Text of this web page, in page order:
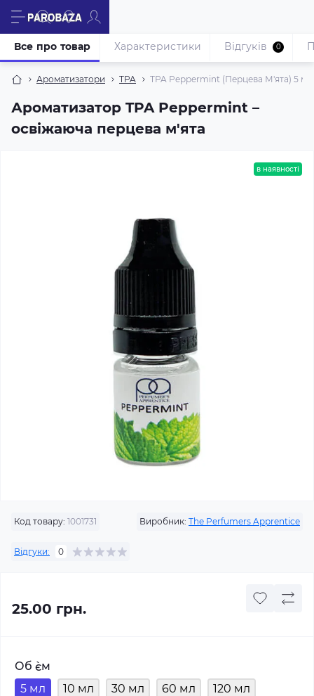
Ароматизатори TPA TPA Peppermint (Перцева М'ята) 5 мл
Ароматизатор TPA Peppermint –
освіжаюча перцева м'ята
Все про товар Характеристики Відгуків 0
в наявності
Код товару: 1001731 Виробник: The Perfumers Apprentice
Відгуки: 0
25.00 грн.
Об `єм
5 мл
10 мл 30 мл 60 мл 120 мл